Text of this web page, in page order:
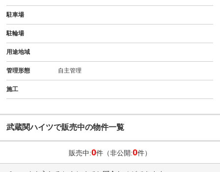
駐車場
駐輪場
用途地域
管理形態 自主管理
施工
武蔵関ハイツで販売中の物件一覧
販売中:0件（非公開:0件）